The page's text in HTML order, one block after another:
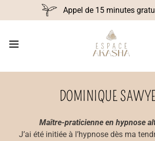
Appel de 15 minutes
DOMINIQUE
Maître-praticienne en hypnose
J’ai été initiée à l’hypnose dès ma